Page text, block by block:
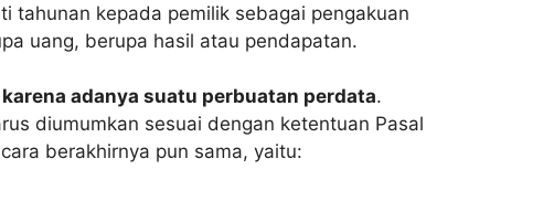
tahunan kepada pemilik sebagai pengakuan
uang, berupa hasil atau pendapatan.
adanya suatu perbuatan perdata.
diumumkan sesuai dengan ketentuan Pasal
berakhirnya pun sama, yaitu: